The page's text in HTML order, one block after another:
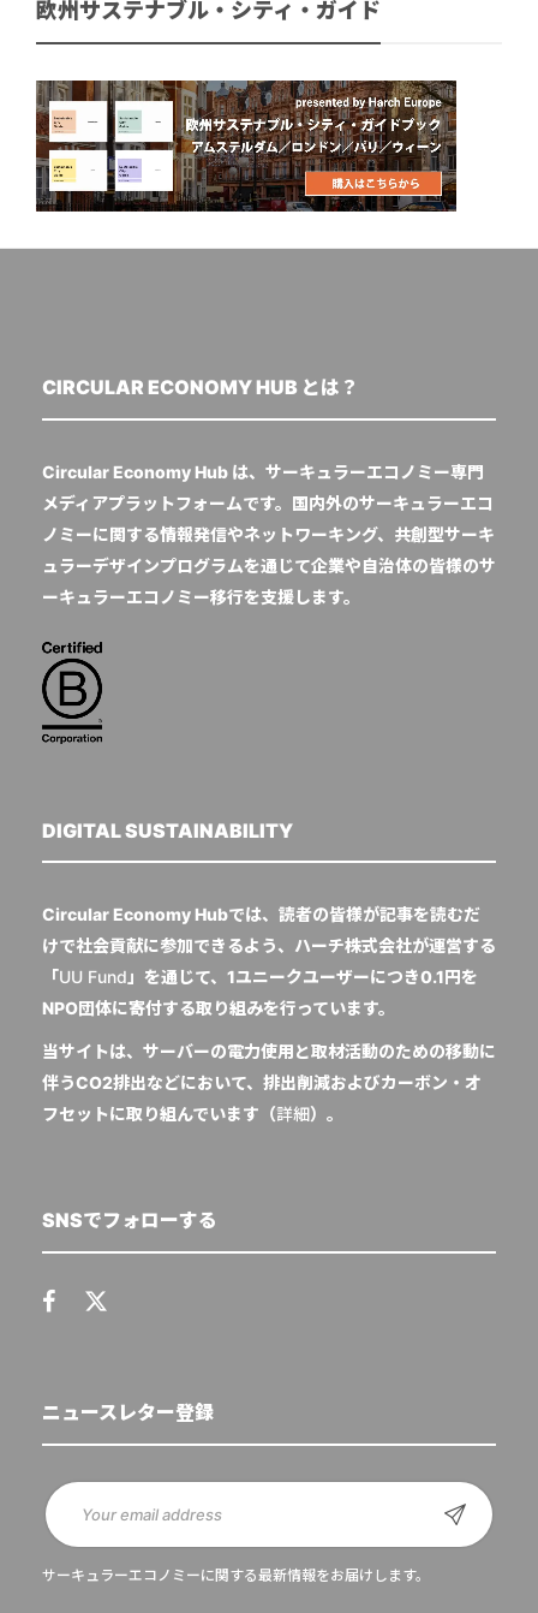
欧州サステナブル・シティ・ガイド
CIRCULAR ECONOMY HUB とは？
Circular Economy Hub は、サーキュラーエコノミー専門
メディアプラットフォームです。国内外のサーキュラーエコ
ノミーに関する情報発信やネットワーキング、共創型サーキ
ュラーデザインプログラムを通じて企業や自治体の皆様のサ
ーキュラーエコノミー移行を支援します。
DIGITAL SUSTAINABILITY
Circular Economy Hubでは、読者の皆様が記事を読むだ
けで社会貢献に参加できるよう、ハーチ株式会社が運営する
「UU Fund 」を通じて、1ユニークユーザーにつき0.1円を
NPO団体に寄付する取り組みを行っています。
当サイトは、サーバーの電力使用と取材活動のための移動に
伴うCO2排出などにおいて、排出削減およびカーボン・オ
フセットに取り組んでいます（詳細）。
SNSでフォローする
ニュースレター登録
サーキュラーエコノミーに関する最新情報をお届けします。